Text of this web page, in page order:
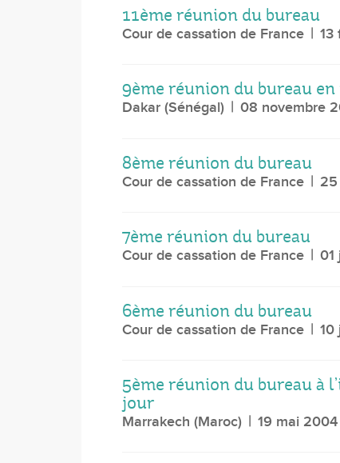
11ème réunion du bureau
Cour de cassation de France 13
9ème réunion du bureau en
Dakar (Sénégal) 08 novembre
8ème réunion du bureau
Cour de cassation de France
7ème réunion du bureau
Cour de cassation de France 01
6ème réunion du bureau
Cour de cassation de France 10
5ème réunion du bureau à
jour
Marrakech (Maroc) 19 mai 2004